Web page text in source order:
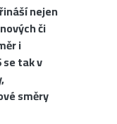
nejen
či
i
tak v
směry